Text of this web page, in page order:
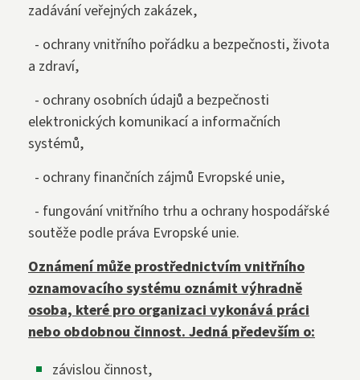
zadávání veřejných zakázek,
- ochrany vnitřního pořádku a bezpečnosti, života
a zdraví,
- ochrany osobních údajů a bezpečnosti
elektronických komunikací a informačních
systémů,
- ochrany finančních zájmů Evropské unie,
- fungování vnitřního trhu a ochrany hospodářské
soutěže podle práva Evropské unie.
Oznámení může prostřednictvím vnitřního
oznamovacího systému oznámit výhradně
osoba, které pro organizaci vykonává práci
nebo obdobnou činnost. Jedná především o:
závislou činnost,